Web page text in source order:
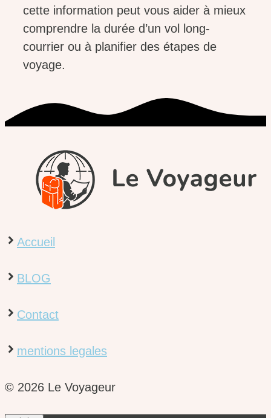
cette information peut vous aider à mieux
comprendre la durée d’un vol long-
courrier ou à planifier des étapes de
voyage.
Accueil
BLOG
Contact
mentions legales
© 2026 Le Voyageur